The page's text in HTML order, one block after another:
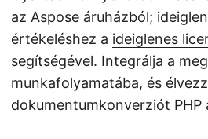
az Aspose áruházból;
értékeléshez a ideiglenes
segítségével. Integrálja a
munkafolyamatába, és
dokumentumkonverziót PHP